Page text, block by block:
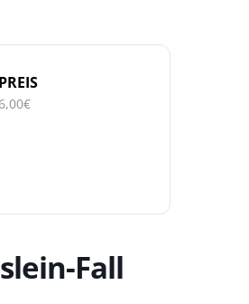
PREIS
6,00€
Fall